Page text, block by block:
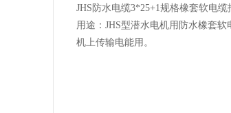
JHS防水电缆3*25+1规格橡套软电缆
用途：JHS型潜水电机用防水橡套
机上传输电能用。